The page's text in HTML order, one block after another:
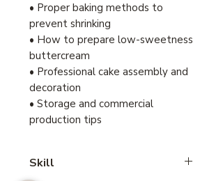
• Proper baking methods to
prevent shrinking
• How to prepare low-sweetness
buttercream
• Professional cake assembly and
decoration
• Storage and commercial
production tips
Skill